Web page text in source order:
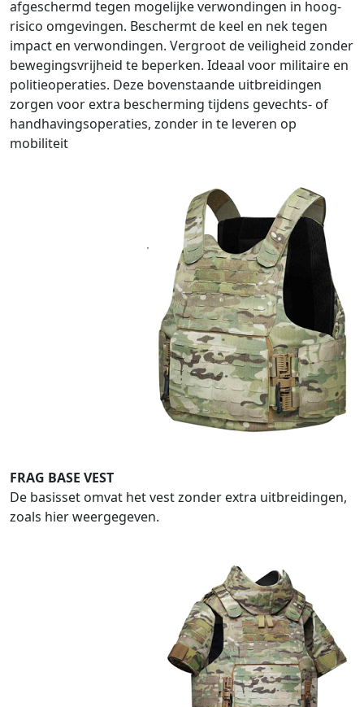
afgeschermd tegen mogelijke verwondingen in hoog-
risico omgevingen. Beschermt de keel en nek tegen
impact en verwondingen. Vergroot de veiligheid zonder
bewegingsvrijheid te beperken. Ideaal voor militaire en
politieoperaties. Deze bovenstaande uitbreidingen
zorgen voor extra bescherming tijdens gevechts- of
handhavingsoperaties, zonder in te leveren op
mobiliteit
FRAG BASE VEST
De basisset omvat het vest zonder extra uitbreidingen,
zoals hier weergegeven.